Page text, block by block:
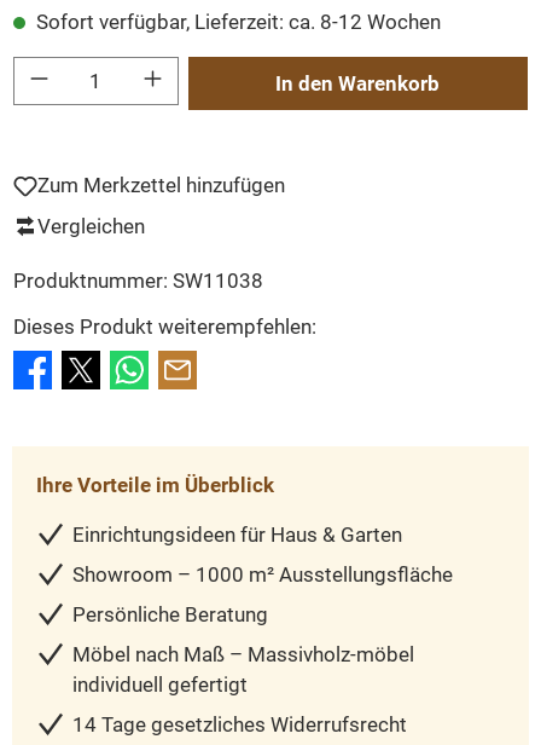
Sofort verfügbar, Lieferzeit: ca. 8-12 Wochen
Produkt Anzahl: Gib den gewünschten Wert ein oder benutze die Schaltflächen
In den Warenkorb
Zum Merkzettel hinzufügen
Vergleichen
Produktnummer: SW11038
Dieses Produkt weiterempfehlen:
Ihre Vorteile im Überblick
Einrichtungsideen für Haus & Garten
Showroom – 1000 m² Ausstellungsfläche
Persönliche Beratung
Möbel nach Maß – Massivholz-möbel
individuell gefertigt
14 Tage gesetzliches Widerrufsrecht